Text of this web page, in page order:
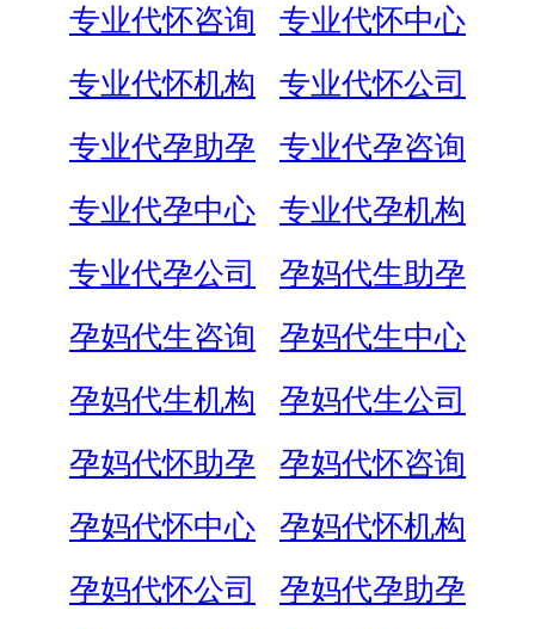
专业代怀咨询
专业代怀中心
专业代怀机构
专业代怀公司
专业代孕助孕
专业代孕咨询
专业代孕中心
专业代孕机构
专业代孕公司
孕妈代生助孕
孕妈代生咨询
孕妈代生中心
孕妈代生机构
孕妈代生公司
孕妈代怀助孕
孕妈代怀咨询
孕妈代怀中心
孕妈代怀机构
孕妈代怀公司
孕妈代孕助孕